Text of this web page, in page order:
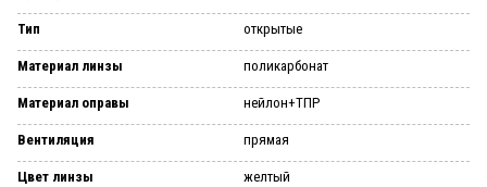
Тип открытые
Материал линзы поликарбонат
Материал оправы нейлон+ТПР
Вентиляция прямая
Цвет линзы желтый